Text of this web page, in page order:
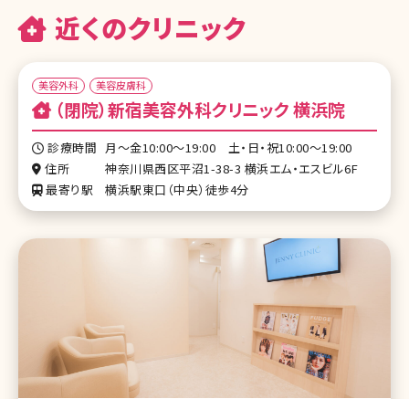
近くのクリニック
美容外科 美容皮膚科
（閉院）新宿美容外科クリニック 横浜院
診療時間 月～金10:00～19:00 土・日・祝10:00～19:00
住所
神奈川県西区平沼1-38-3 横浜エム・エスビル6F
最寄り駅
横浜駅東口（中央）徒歩4分